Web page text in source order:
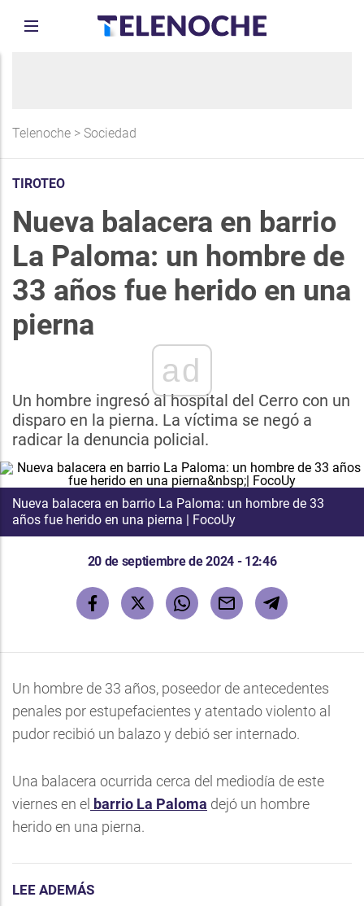
Telenoche > Sociedad
TIROTEO
Nueva balacera en barrio
La Paloma: un hombre de
33 años fue herido en una
pierna
ad
Un hombre ingresó al hospital del Cerro con un
disparo en la pierna. La víctima se negó a
radicar la denuncia policial.
Nueva balacera en barrio La Paloma: un hombre de 33
años fue herido en una pierna | FocoUy
20 de septiembre de 2024 - 12:46
Un hombre de 33 años, poseedor de antecedentes
penales por estupefacientes y atentado violento al
pudor recibió un balazo y debió ser internado.
Una balacera ocurrida cerca del mediodía de este
viernes en el barrio La Paloma dejó un hombre
herido en una pierna.
LEE ADEMÁS